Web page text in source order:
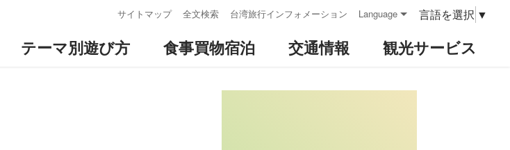
サイトマップ 全文検索 台湾旅行インフォメーション Language 言語を選択 ▼
テーマ別遊び方 食事買物宿泊 交通情報 観光サービス